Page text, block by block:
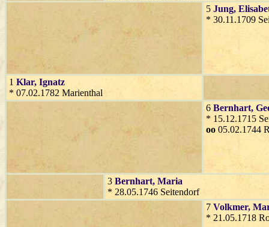
5 Jung,
* 30.11.1709
1 Klar, Ignatz
* 07.02.1782 Marienthal
6 Bernhart,
* 15.12.1715
oo 05.02.1744
3 Bernhart, Maria
* 28.05.1746 Seitendorf
7 Volkmer,
* 21.05.1718